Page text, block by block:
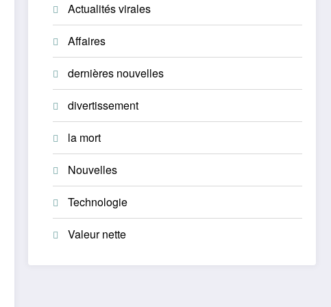
Actualités virales
Affaires
dernières nouvelles
divertissement
la mort
Nouvelles
Technologie
Valeur nette